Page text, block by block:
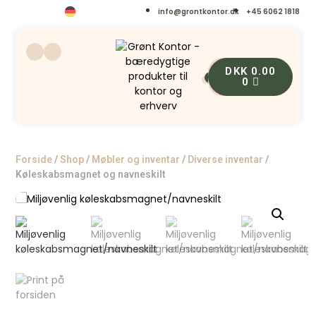
info@grontkontor.dk +45 6062 1818
0 DKK 0.00
0
Forside/Shop/ Møbler og inventar / Diverse inventar /
Køleskabsmagnet og navneskilt